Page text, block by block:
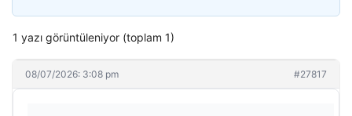
1 yazı görüntüleniyor (toplam 1)
08/07/2026: 3:08 pm #27817